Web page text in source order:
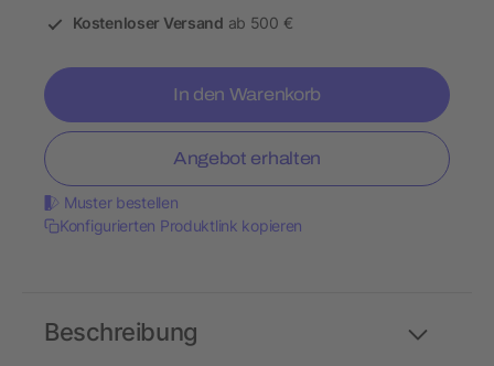
Kostenloser Versand ab 500 €
In den Warenkorb
Angebot erhalten
Muster bestellen
Konfigurierten Produktlink kopieren
Beschreibung